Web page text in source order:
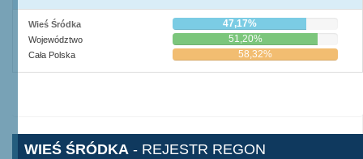
Wieś Śródka 47,17%
Województwo 51,20%
Cała Polska 58,32%
WIEŚ ŚRÓDKA - REJESTR REGON